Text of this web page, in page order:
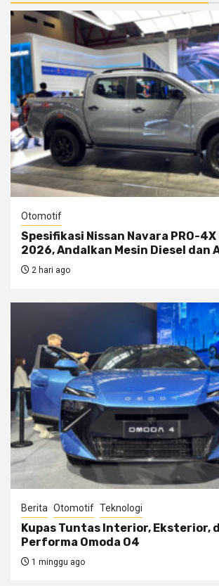
Otomotif
Spesifikasi Nissan Navara PRO-4X
2026, Andalkan Mesin Diesel dan
2 hari ago
Berita Otomotif Teknologi
Kupas Tuntas Interior, Eksterior,
Performa Omoda O4
1 minggu ago